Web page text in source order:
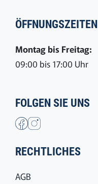
ÖFFNUNGSZEITEN
Montag bis Freitag:
09:00 bis 17:00 Uhr
FOLGEN SIE UNS
RECHTLICHES
AGB